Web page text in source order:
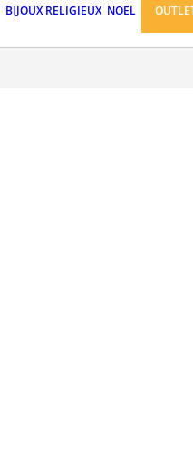
BIJOUX RELIGIEUX NOËL